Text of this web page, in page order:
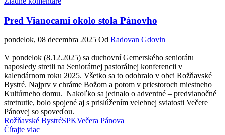
Pred Vianocami okolo stola Pánovho
pondelok, 08 decembra 2025 Od Radovan Gdovin
V pondelok (8.12.2025) sa duchovní Gemerského seniorátu
naposledy stretli na Seniorátnej pastorálnej konferencii v
kalendárnom roku 2025. Všetko sa to odohralo v obci Rožňavské
Bystré. Najprv v chráme Božom a potom v priestoroch miestneho
Kultúrneho domu. Nakoľko sa jednalo o adventné – predvianočné
stretnutie, bolo spojené aj s prislúžením velebnej sviatosti Večere
Pánovej so spoveďou.
Rožňavské BystréSPKVečera Pánova
Čítajte viac